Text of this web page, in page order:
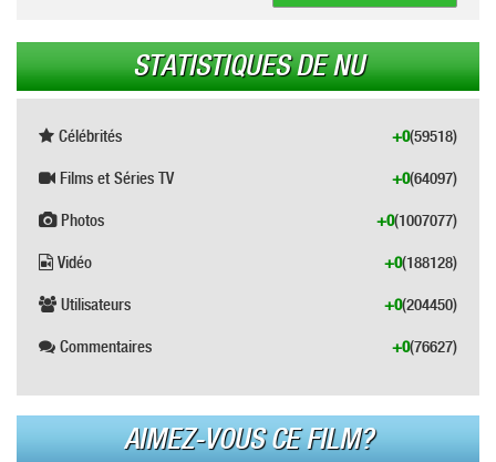
STATISTIQUES DE NU
Célébrités (59518)
+0
Films et Séries TV (64097)
+0
Photos (1007077)
+0
Vidéo (188128)
+0
Utilisateurs (204450)
+0
Commentaires (76627)
+0
AIMEZ-VOUS CE FILM?